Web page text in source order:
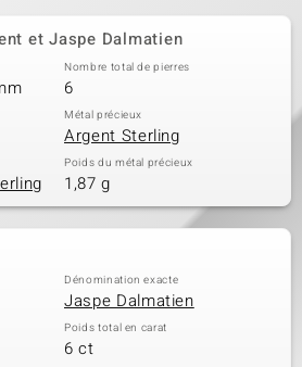
et Jaspe Dalmatien
Nombre total de pierres
6
Métal précieux
Argent Sterling
Poids du métal précieux
1,87 g
Dénomination exacte
Jaspe Dalmatien
Poids total en carat
6 ct